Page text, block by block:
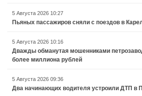
5 Августа 2026 10:27
Пьяных пассажиров сняли с поездов в
5 Августа 2026 10:16
Дважды обманутая мошенниками
более миллиона рублей
5 Августа 2026 09:36
Два начинающих водителя устроили ДТП в